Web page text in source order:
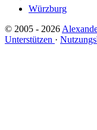
Würzburg
© 2005 - 2026
Unterstützen ·